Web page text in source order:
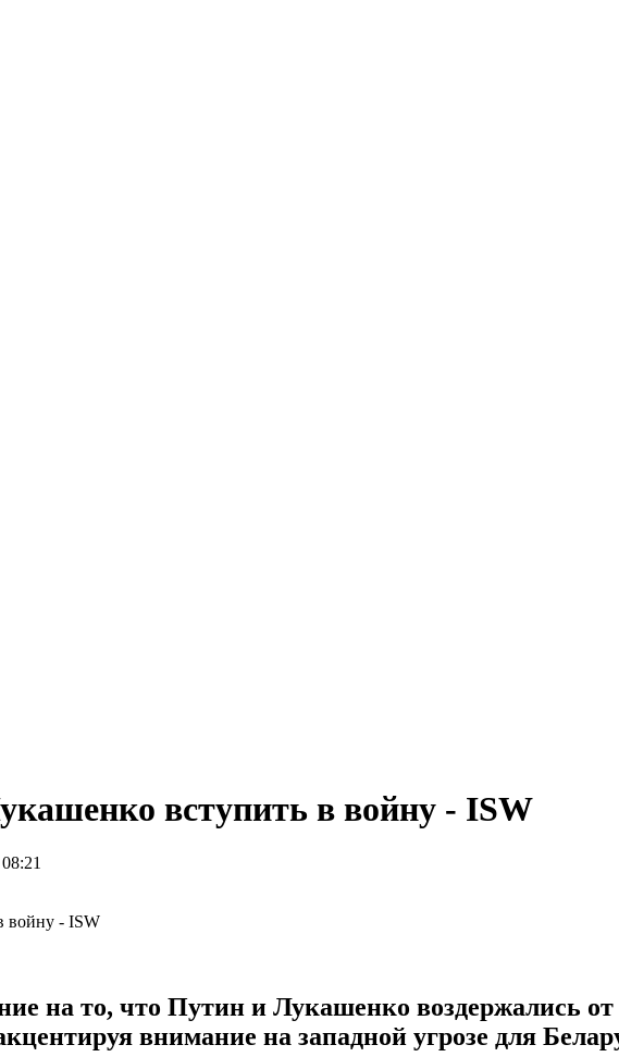
вступить в войну - ISW
на то, что Путин и Лукашенко воздержались от
внимание на западной угрозе для